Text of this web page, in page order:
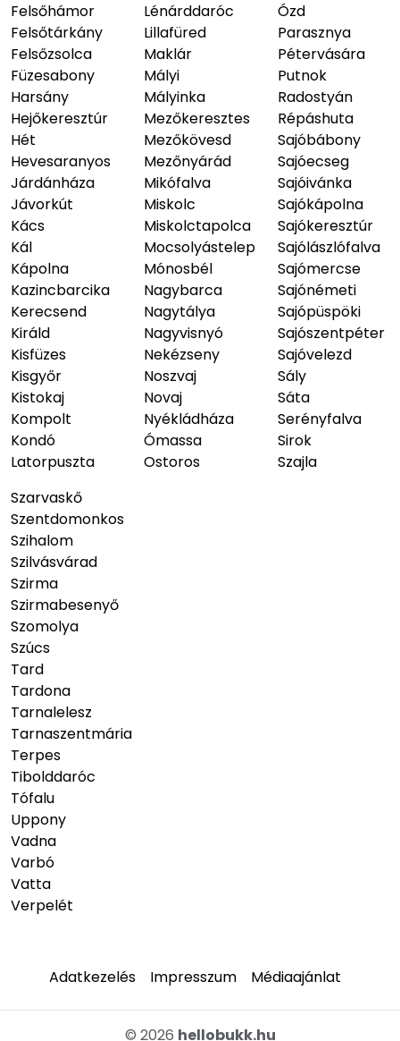
Felsőhámor
Felsőtárkány
Felsőzsolca
Füzesabony
Harsány
Hejőkeresztúr
Hét
Hevesaranyos
Járdánháza
Jávorkút
Kács
Kál
Kápolna
Kazincbarcika
Kerecsend
Királd
Kisfüzes
Kisgyőr
Kistokaj
Kompolt
Kondó
Latorpuszta
Lénárddaróc
Lillafüred
Maklár
Mályi
Mályinka
Mezőkeresztes
Mezőkövesd
Mezőnyárád
Mikófalva
Miskolc
Miskolctapolca
Mocsolyástelep
Mónosbél
Nagybarca
Nagytálya
Nagyvisnyó
Nekézseny
Noszvaj
Novaj
Nyékládháza
Ómassa
Ostoros
Ózd
Parasznya
Pétervására
Putnok
Radostyán
Répáshuta
Sajóbábony
Sajóecseg
Sajóivánka
Sajókápolna
Sajókeresztúr
Sajólászlófalva
Sajómercse
Sajónémeti
Sajópüspöki
Sajószentpéter
Sajóvelezd
Sály
Sáta
Serényfalva
Sirok
Szajla
Szarvaskő
Szentdomonkos
Szihalom
Szilvásvárad
Szirma
Szirmabesenyő
Szomolya
Szúcs
Tard
Tardona
Tarnalelesz
Tarnaszentmária
Terpes
Tibolddaróc
Tófalu
Uppony
Vadna
Varbó
Vatta
Verpelét
Adatkezelés Impresszum Médiaajánlat
© 2026 hellobukk.hu